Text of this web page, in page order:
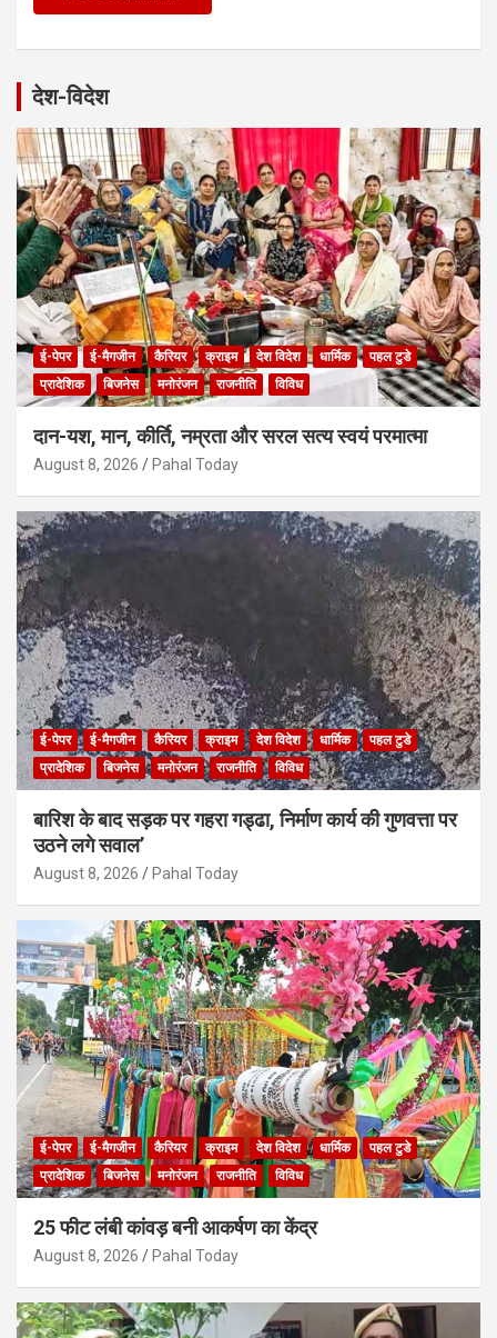
देश-विदेश
ई-पेपर ई-मैगजीन कैरियर क्राइम देश विदेश धार्मिक
पहल टुडे
प्रादेशिक
बिजनेस मनोरंजन राजनीति विविध
दान-यश, मान, कीर्ति, नम्रता और सरल सत्य स्वयं परमात्मा
August 8, 2026 Pahal Today
ई-पेपर ई-मैगजीन कैरियर क्राइम देश विदेश धार्मिक
पहल टुडे
प्रादेशिक
बिजनेस मनोरंजन राजनीति विविध
बारिश के बाद सड़क पर गहरा गड्ढा, निर्माण कार्य की गुणवत्ता पर
उठने लगे सवाल’
August 8, 2026 Pahal Today
ई-पेपर ई-मैगजीन कैरियर क्राइम देश विदेश धार्मिक
पहल टुडे
प्रादेशिक
बिजनेस मनोरंजन राजनीति विविध
25 फीट लंबी कांवड़ बनी आकर्षण का केंद्र
August 8, 2026 Pahal Today